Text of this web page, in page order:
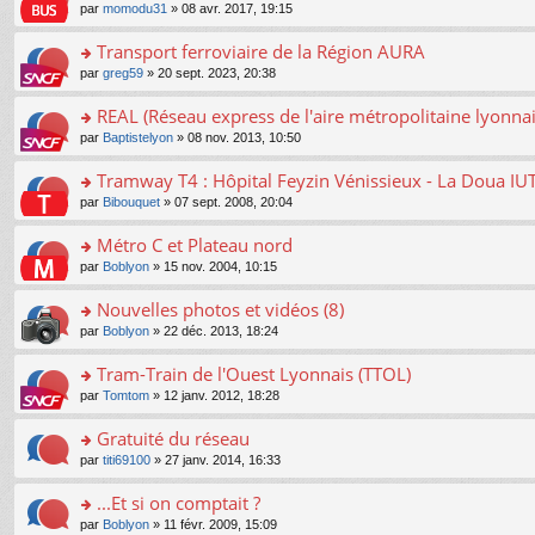
c
e
nt
pl
u
ré
c
e
nt
n
lu
le
pl
u
ré
c
e
nt
g
e
n
n
lu
le
pl
u
ré
c
e
nt
e
a
g
e
n
n
lu
le
pl
u
ré
c
e
nt
er
le
m
e
a
g
e
n
n
lu
le
pl
u
ré
c
e
nt
o
n
ult
er
le
m
e
a
g
e
n
n
lu
le
pl
u
ré
c
e
nt
par momodu31 » 08 avr. 2017, 19:15
o
n
ult
er
le
m
e
a
g
e
n
n
lu
le
pl
u
ré
c
e
nt
Transport ferroviaire de la Région AURA
par greg59 » 20 sept. 2023, 20:38
o
n
ult
er
le
m
e
a
g
e
n
n
lu
le
pl
u
ré
c
REAL (Réseau express de l'aire métropolitaine
par Baptistelyon » 08 nov. 2013, 10:50
o
n
ult
er
le
m
e
a
g
e
n
n
lu
le
pl
Tramway T4 : Hôpital Feyzin Vénissieux - La Doua
par Bibouquet » 07 sept. 2008, 20:04
o
n
ult
er
le
m
e
a
g
e
n
Métro C et Plateau nord
par Boblyon » 15 nov. 2004, 10:15
o
n
ult
er
le
m
e
a
g
Nouvelles photos et vidéos (8)
par Boblyon » 22 déc. 2013, 18:24
o
n
ult
er
le
m
e
Tram-Train de l'Ouest Lyonnais (TTOL)
par Tomtom » 12 janv. 2012, 18:28
o
n
ult
er
Gratuité du réseau
par titi69100 » 27 janv. 2014, 16:33
o
...Et si on comptait ?
par Boblyon » 11 févr. 2009, 15:09